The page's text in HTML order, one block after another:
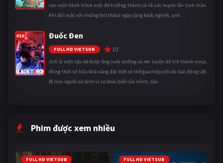
vào một hành trình mới để trưởng thành cả về sức mạnh lẫn tinh thần.
Khi đối mặt với những thử thách ngày càng khắc nghiệt, anh ...
#10 Đuốc Đen
FULL HD VIETSUB 10
Jirô là một cậu bé được ông nuôi dưỡng và rèn luyện để trở thành ninja,
đồng thời sở hữu khả năng đặc biệt có thể giao tiếp với các loài động vật.
Bị mọi người xa lánh vì sự khác biệt của mình, cậu ...
Phim được xem nhiều
FULL HD VIETSUB FULL HD VIETSUB